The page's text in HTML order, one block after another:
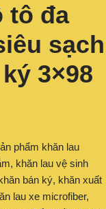
tô đa
sạch
3×98
phẩm khăn lau
khăn lau vệ sinh
bán ký, khăn xuất
lau xe microfiber,